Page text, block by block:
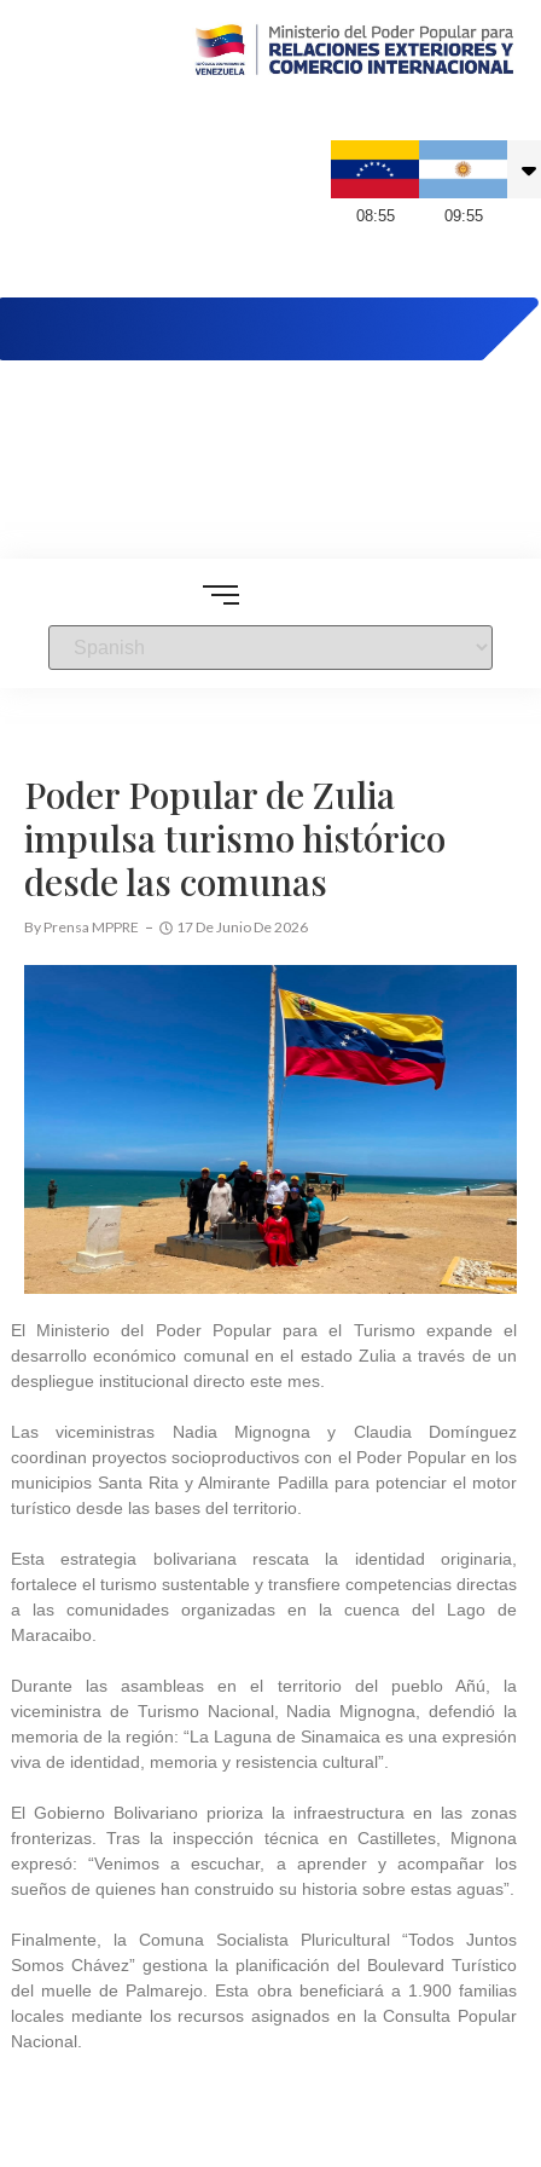
08:55 09:55
Poder Popular de Zulia
impulsa turismo histórico
desde las comunas
By Prensa MPPRE 17 De Junio De 2026
El Ministerio del Poder Popular para el Turismo expande el
desarrollo económico comunal en el estado Zulia a través de un
despliegue institucional directo este mes.
Las viceministras Nadia Mignogna y Claudia Domínguez
coordinan proyectos socioproductivos con el Poder Popular en los
municipios Santa Rita y Almirante Padilla para potenciar el motor
turístico desde las bases del territorio.
Esta estrategia bolivariana rescata la identidad originaria,
fortalece el turismo sustentable y transfiere competencias directas
a las comunidades organizadas en la cuenca del Lago de
Maracaibo.
Durante las asambleas en el territorio del pueblo Añú, la
viceministra de Turismo Nacional, Nadia Mignogna, defendió la
memoria de la región: “La Laguna de Sinamaica es una expresión
viva de identidad, memoria y resistencia cultural”.
El Gobierno Bolivariano prioriza la infraestructura en las zonas
fronterizas. Tras la inspección técnica en Castilletes, Mignona
expresó: “Venimos a escuchar, a aprender y acompañar los
sueños de quienes han construido su historia sobre estas aguas”.
Finalmente, la Comuna Socialista Pluricultural “Todos Juntos
Somos Chávez” gestiona la planificación del Boulevard Turístico
del muelle de Palmarejo. Esta obra beneficiará a 1.900 familias
locales mediante los recursos asignados en la Consulta Popular
Nacional.